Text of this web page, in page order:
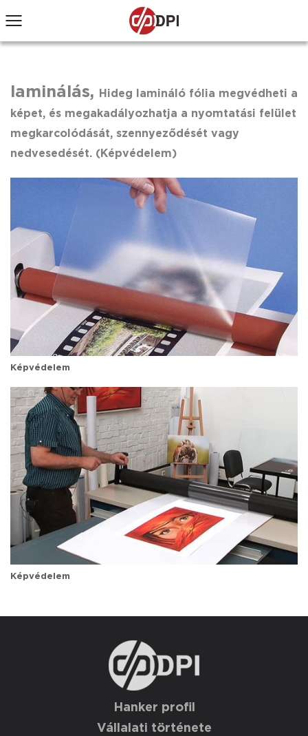
laminálás, Hideg lamináló fólia megvédheti a
képet, és megakadályozhatja a nyomtatási felület
megkarcolódását, szennyeződését vagy
nedvesedését. (Képvédelem)
Képvédelem
Képvédelem
Hanker profil
Vállalati története